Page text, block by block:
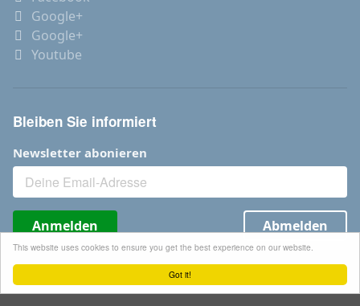
Got it!
This website uses cookies to ensure you get the best experience on our website.
Google+
Google+
Youtube
Bleiben Sie informiert
Newsletter abonieren
Anmelden Abmelden